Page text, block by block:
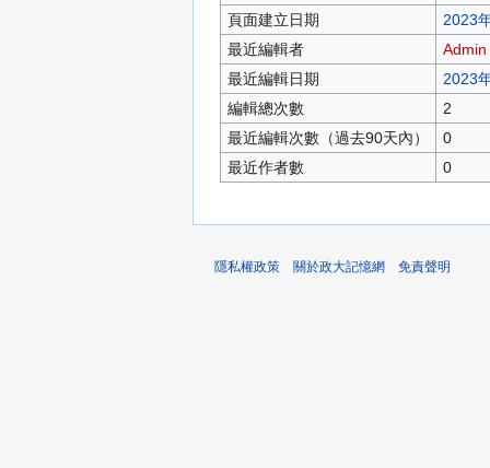
頁面建立日期
2023
最近編輯者
Admin
最近編輯日期
2023
編輯總次數
2
最近編輯次數（過去90天內）
0
最近作者數
0
隱私權政策 關於政大記憶網 免責聲明